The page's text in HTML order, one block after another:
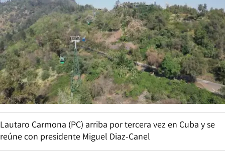
Lautaro Carmona (PC) arriba por tercera vez en Cuba y se
reúne con presidente Miguel Diaz-Canel